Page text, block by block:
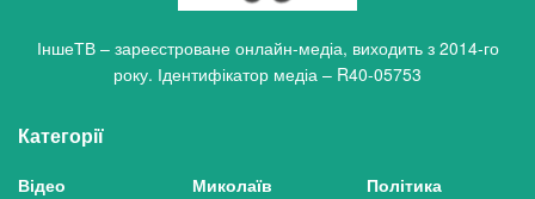
ІншеТВ – зареєстроване онлайн-медіа, виходить з 2014-го
року. Ідентифікатор медіа – R40-05753
Категорії
Відео
Миколаїв
Політика